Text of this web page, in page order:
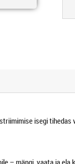
isegi tihedas
– mängi, vaata ja ela